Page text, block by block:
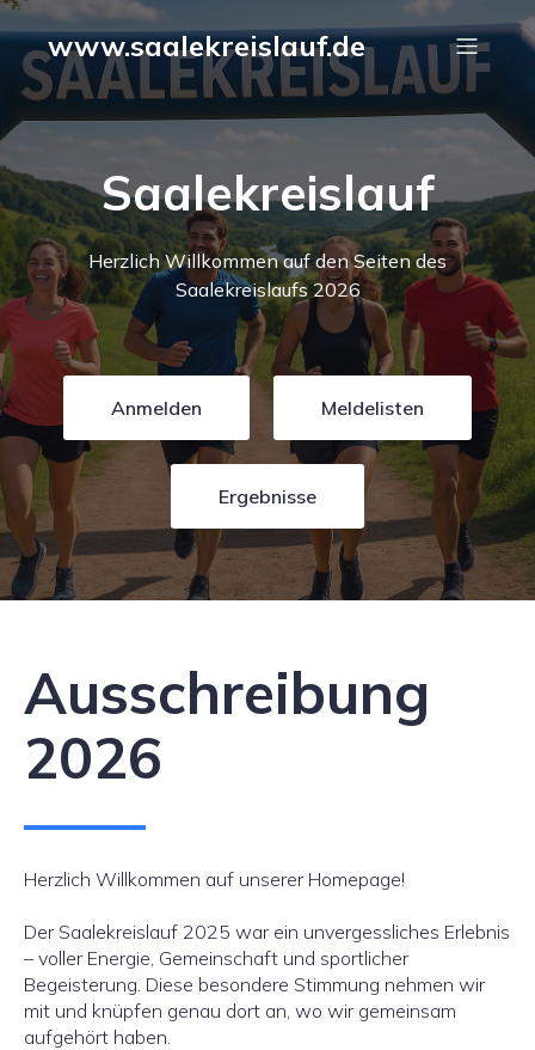
www.saalekreislauf.de
Saalekreislauf
Herzlich Willkommen auf den Seiten des
Saalekreislaufs 2026
Anmelden Meldelisten
Ergebnisse
Ausschreibung
2026
Herzlich Willkommen auf unserer Homepage!
Der Saalekreislauf 2025 war ein unvergessliches Erlebnis
– voller Energie, Gemeinschaft und sportlicher
Begeisterung. Diese besondere Stimmung nehmen wir
mit und knüpfen genau dort an, wo wir gemeinsam
aufgehört haben.